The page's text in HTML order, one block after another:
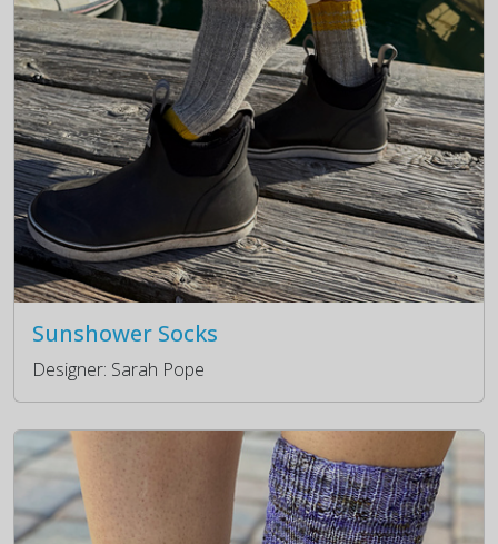
Sunshower Socks
Designer: Sarah Pope